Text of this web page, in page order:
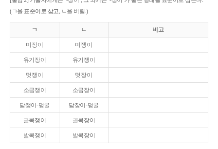
(ㄱ을 표준어로 삼고, ㄴ을 버림.)
ㄱ ㄴ 비고
미장이 미쟁이
유기장이 유기쟁이
멋쟁이 멋장이
소금쟁이 소금장이
담쟁이-덩굴 담장이-덩굴
골목쟁이 골목장이
발목쟁이 발목장이